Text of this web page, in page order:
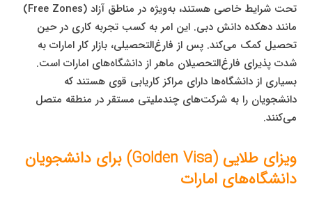
تحت شرایط خاصی هستند، به‌ویژه در مناطق آزاد (Free Zones)
مانند دهکده دانش دبی. این امر به کسب تجربه کاری در حین
تحصیل کمک می‌کند. پس از فارغ‌التحصیلی، بازار کار امارات به
شدت پذیرای فارغ‌التحصیلان ماهر از دانشگاه‌های امارات است.
بسیاری از دانشگاه‌ها دارای مراکز کاریابی قوی هستند که
دانشجویان را به شرکت‌های چندملیتی مستقر در منطقه متصل
می‌کنند.
ویزای طلایی (Golden Visa) برای دانشجویان
دانشگاه‌های امارات